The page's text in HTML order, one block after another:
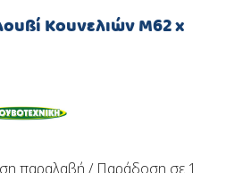
Κουνελιών M62 x
παραλαβή / Παράδοση σε 1